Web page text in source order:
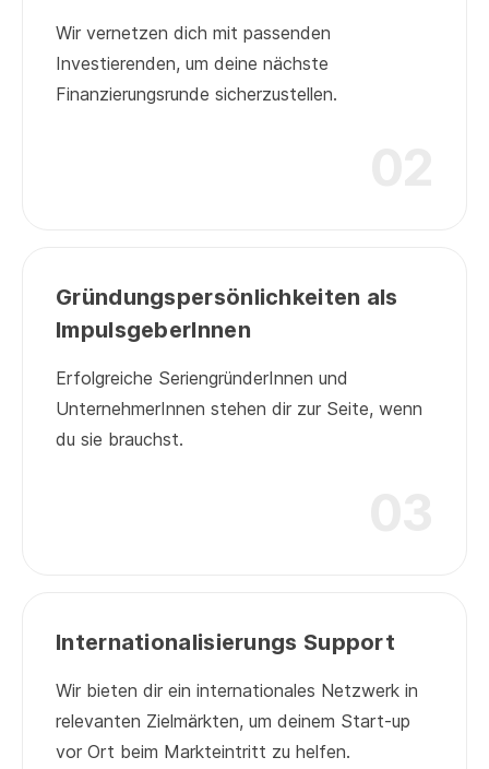
Wir vernetzen dich mit passenden
Investierenden, um deine nächste
Finanzierungsrunde sicherzustellen.
Gründungspersönlichkeiten als
ImpulsgeberInnen
Erfolgreiche SeriengründerInnen und
UnternehmerInnen stehen dir zur Seite, wenn
du sie brauchst.
Internationalisierungs Support
Wir bieten dir ein internationales Netzwerk in
relevanten Zielmärkten, um deinem Start-up
vor Ort beim Markteintritt zu helfen.